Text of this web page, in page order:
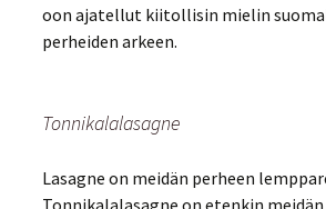
oon ajatellut kiitollisin mielin
perheiden arkeen.
Tonnikalalasagne
Lasagne on meidän perheen
Tonnikalalasagne on etenkin